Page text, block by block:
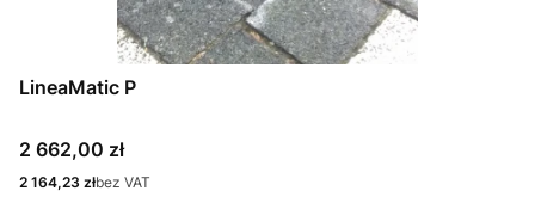
LineaMatic P
Cena
2 662,00 zł
Cena
2 164,23 złbez VAT